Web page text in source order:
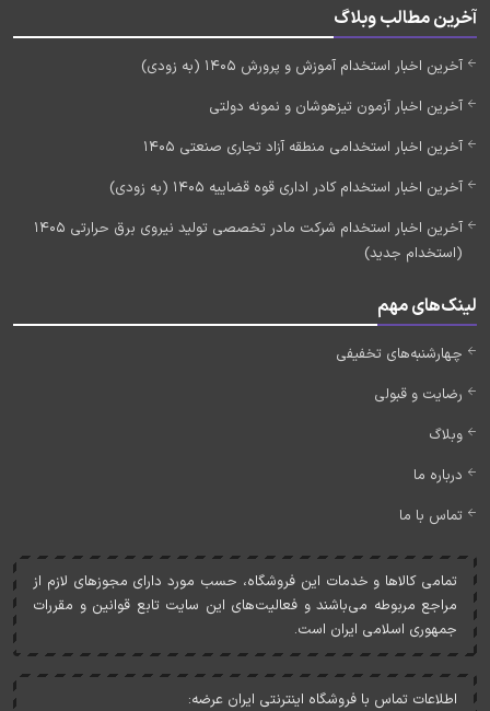
آخرین مطالب وبلاگ
آخرین اخبار استخدام آموزش و پرورش 1405 (به زودی)
آخرین اخبار آزمون تیزهوشان و نمونه دولتی
آخرین اخبار استخدامی منطقه آزاد تجاری صنعتی 1405
آخرین اخبار استخدام کادر اداری قوه قضاییه 1405 (به زودی)
آخرین اخبار استخدام شرکت مادر تخصصی تولید نیروی برق حرارتی 1405
(استخدام جدید)
لینک‌های مهم
چهارشنبه‌های تخفیفی
رضایت و قبولی
وبلاگ
درباره ما
تماس با ما
تمامی کالاها و خدمات اين فروشگاه، حسب مورد دارای مجوزهای لازم از
مراجع مربوطه می‌باشند و فعاليت‌های اين سايت تابع قوانين و مقررات
جمهوری اسلامی ايران است.
اطلاعات تماس با فروشگاه اینترنتی ایران عرضه: